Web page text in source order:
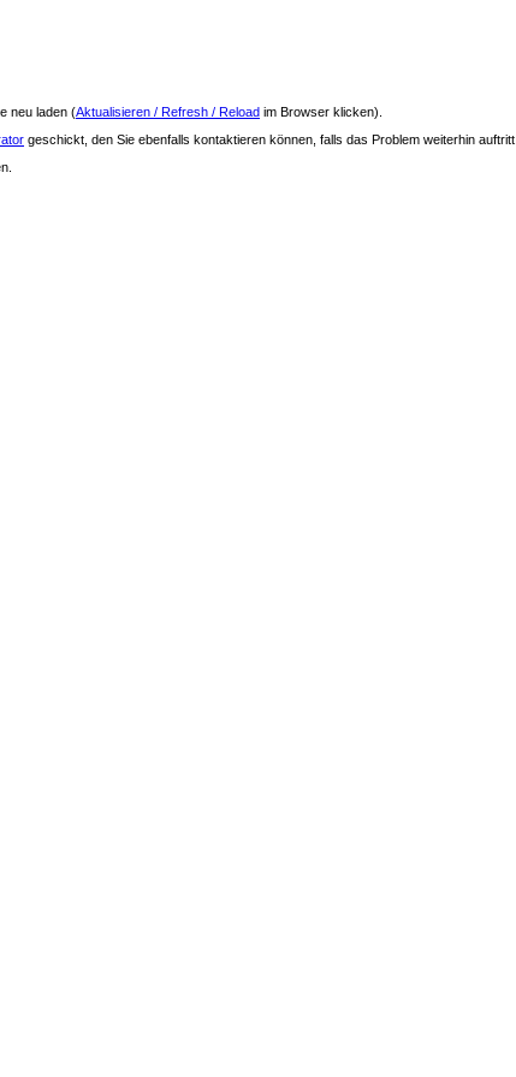
neu laden (Aktualisieren / Refresh / Reload im Browser klicken).
geschickt, den Sie ebenfalls kontaktieren können, falls das Problem weiterhin auftritt.